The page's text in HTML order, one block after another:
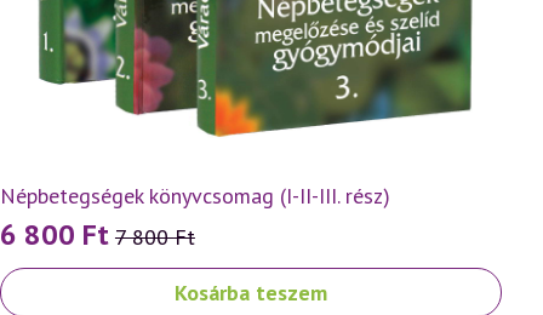
Népbetegségek könyvcsomag (I-II-III. rész)
7 800Ft
Original
price
6 800 Ft
Current
price
Kosárba teszem